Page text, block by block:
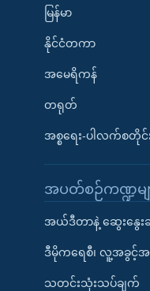
မြန်မာ
နိုင်ငံတကာ
အမေရိကန်
တရုတ်
အစ္စရေး-ပါလက်စတိုင်
အပတ်စဉ်ကဏ္ဍမျ
အယ်ဒီတာနဲ့ ဆွေးနွေးခ
ဒီမိုကရေစီ၊ လူ့အခွင့်အ
သတင်းသုံးသပ်ချက်